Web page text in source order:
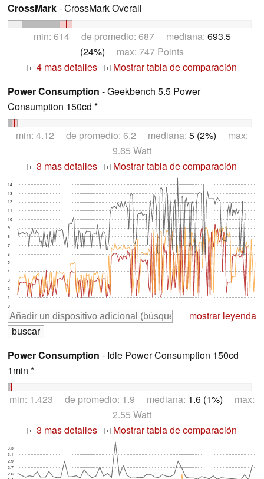
CrossMark- CrossMark Overall
min: 614 de promedio: 687 mediana: 693.5
(24%) max: 747 Points
+ 4 mas detalles +
Mostrar tabla de comparación
Power Consumption - Geekbench 5.5 Power
Consumption 150cd *
min: 4.12 de promedio: 6.2 mediana: 5 (2%) max:
9.65 Watt
+ 3 mas detalles + Mostrar tabla de comparación
0
1
2
3
4
5
6
7
8
9
10
11
12
13
14
mostrar leyenda
Power Consumption - Idle Power Consumption 150cd
1min *
min: 1.423 de promedio: 1.9 mediana: 1.6 (1%) max:
2.55 Watt
+ 3 mas detalles + Mostrar tabla de comparación
2.6
2.7
2.9
3.1
3.3